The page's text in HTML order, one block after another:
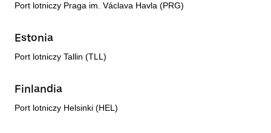
Port lotniczy Praga im. Václava Havla (PRG)
Estonia
Port lotniczy Tallin (TLL)
Finlandia
Port lotniczy Helsinki (HEL)